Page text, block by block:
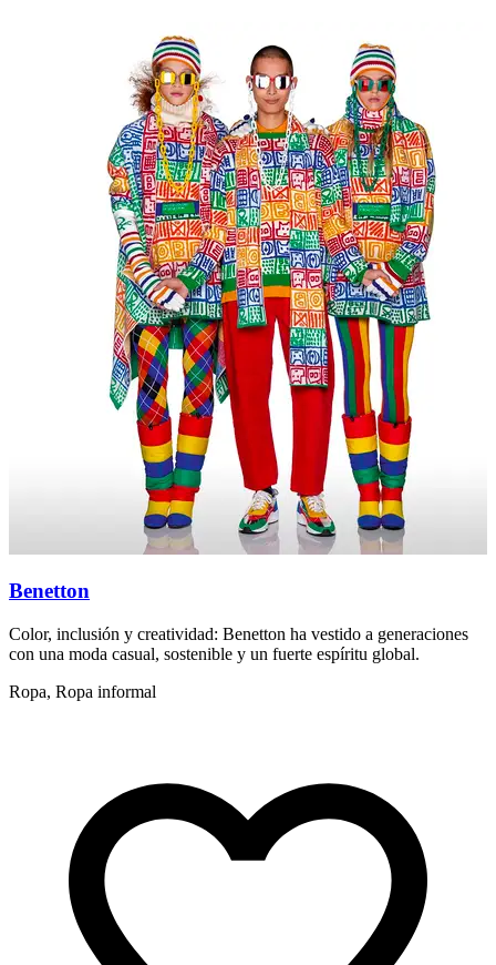
Benetton
Color, inclusión y creatividad: Benetton ha vestido a generaciones
con una moda casual, sostenible y un fuerte espíritu global.
Ropa, Ropa informal